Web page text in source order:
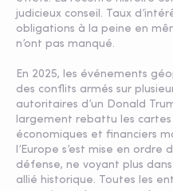
judicieux conseil. Taux
obligations à la peine en
n’ont pas manqué.
En 2025, les événements
des conflits armés sur
autoritaires d’un Donald
largement rebattu les
économiques et financiers
l’Europe s’est mise en
défense, ne voyant plus
allié historique. Toutes les